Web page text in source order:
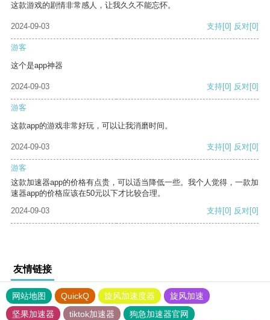
这款游戏的剧情非常感人，让我久久不能忘怀。
2024-09-03 支持[0] 反对[0]
游客
这个是app神器
2024-09-03 支持[0] 反对[0]
游客
这款app的游戏非常好玩，可以让我消磨时间。
2024-09-03 支持[0] 反对[0]
游客
这款加速器app的价格有点贵，可以适当降低一些。我个人觉得，一款加
速器app的价格应该在50元以下才比较合理。
2024-09-03
支持[0] 反对[0]
友情链接
网站地图 QuickQ 旋风加速度器
旋风加速
坚果加速器
tiktok加速器
狗急加速器官网